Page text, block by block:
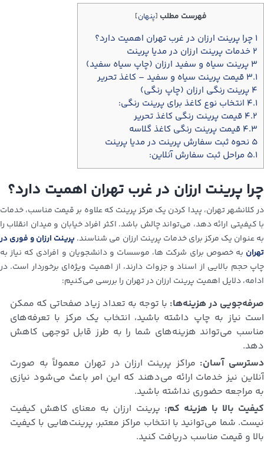
فهرست مطلب [پنهان]
۱ چرا پرینت ارزان در غرب تهران اهمیت دارد؟
۲ خدمات پرینت ارزان در مدیا پرینت
۳ پرینت سیاه و سفید ارزان (چاپ سیاه سفید)
۳.۱ قیمت پرینت سیاه و سفید – کاغذ تحریر
۴ پرینت رنگی ارزان (چاپ رنگی)
۴.۱ انتخاب نوع کاغذ برای پرینت رنگی:
۴.۲ قیمت پرینت رنگی کاغذ تحریر
۴.۳ قیمت پرینت رنگی کاغذ گلاسه
۵ نحوه ثبت سفارش پرینت در مدیا پرینت
۵.۱ مراحل ثبت سفارش آنلاین:
چرا پرینت ارزان در غرب تهران اهمیت دارد؟
در کلانشهر تهران، پیدا کردن یک مرکز پرینت که علاوه بر قیمت مناسب، خدمات
با کیفیتی ارائه دهد، می‌تواند چالش باشد. اکثر افراد خیابان و میدان انقلاب را
به عنوان یک مرکز برای خدمات پرینت ارزان می شناسند. پرینت ارزان و فوری در
تهران به خصوص برای شرکت ها، موسسات و دانشجویان و افرادی که نیاز به
چاپ حجم بالایی از اسناد و جزوات دارند، از اهمیت ویژه‌ای برخوردار است. در
ادامه، دلایل اهمیت پرینت ارزان در تهران را بررسی می‌کنیم:
صرفه‌جویی در هزینه‌ها: با توجه به تعداد زیاد صفحاتی که ممکن
است نیاز به چاپ داشته باشید، انتخاب یک مرکز با تعرفه‌های
مناسب می‌تواند هزینه‌های شما را به طرز قابل توجهی کاهش
دهد.
دسترسی آسان: مراکز پرینت ارزان در تهران معمولاً به صورت
آنلاین نیز خدمات ارائه می‌دهند که این امر باعث می‌شود نیازی
به مراجعه حضوری نداشته باشید.
کیفیت بالا با هزینه کم: پرینت ارزان به معنای کاهش کیفیت
نیست. شما می‌توانید با انتخاب مراکز معتبر، پرینت‌هایی با کیفیت
بالا و قیمت مناسب دریافت کنید.